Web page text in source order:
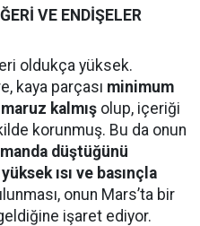
VE ENDİŞELER
oldukça yüksek.
kaya parçası minimum
kalmış olup, içeriği
korunmuş. Bu da onun
düştüğünü
yüksek ısı ve basınçla
onun Mars’ta bir
işaret ediyor.